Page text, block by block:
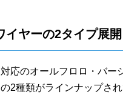
イヤーの2タイプ展開
応のオールフロロ・バ
2種類がラインナップされ